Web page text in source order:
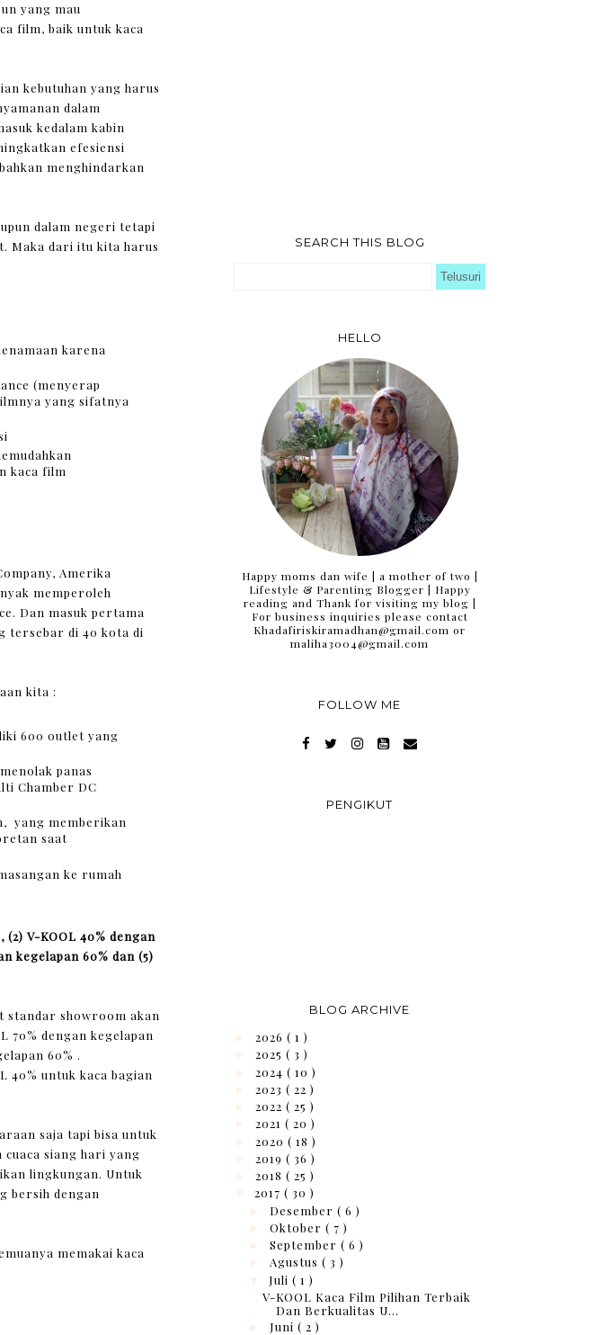
yang mau
film, baik untuk kaca
kebutuhan yang harus
dalam
kedalam kabin
efesiensi
menghindarkan
dalam negeri tetapi
Maka dari itu kita harus
karena
(menyerap
yang sifatnya
kaca film
Amerika
memperoleh
Dan masuk pertama
tersebar di 40 kota di
kita :
600 outlet yang
panas
Chamber DC
yang memberikan
saat
ke rumah
(2) V-KOOL 40% dengan
kegelapan 60% dan (5)
standar showroom akan
70% dengan kegelapan
60% .
40% untuk kaca bagian
saja tapi bisa untuk
siang hari yang
lingkungan. Untuk
bersih dengan
memakai kaca
SEARCH THIS BLOG
HELLO
Happy moms dan wife | a mother of two |
Lifestyle & Parenting Blogger | Happy
reading and Thank for visiting my blog |
For business inquiries please contact
Khadafiriskiramadhan@gmail.com or
maliha3004@gmail.com
FOLLOW ME
PENGIKUT
BLOG ARCHIVE
2026 ( 1 )
2025 ( 3 )
2024 ( 10 )
2023 ( 22 )
2022 ( 25 )
2021 ( 20 )
2020 ( 18 )
2019 ( 36 )
2018 ( 25 )
2017 ( 30 )
Desember ( 6 )
Oktober ( 7 )
September ( 6 )
Agustus ( 3 )
Juli ( 1 )
V-KOOL Kaca Film Pilihan Terbaik
Dan Berkualitas U...
Juni ( 2 )